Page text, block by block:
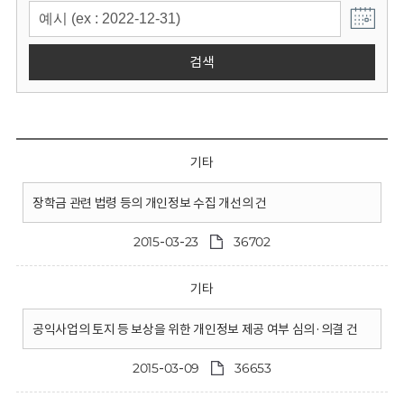
검색
기타
장학금 관련 법령 등의 개인정보 수집 개선의 건
2015-03-23 36702
기타
공익사업의 토지 등 보상을 위한 개인정보 제공 여부 심의·의결 건
2015-03-09 36653